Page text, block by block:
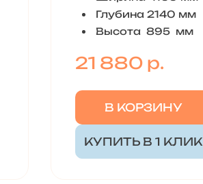
Глубина 2140 мм
Высота 895 мм
21 880 р.
В КОРЗИНУ
КУПИТЬ В 1 КЛИК